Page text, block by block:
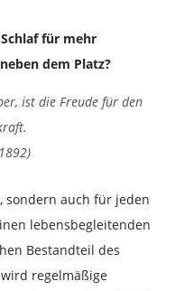
für mehr
dem Platz?
ist die Freude für den
sondern auch für jeden
lebensbegleitenden
Bestandteil des
regelmäßige